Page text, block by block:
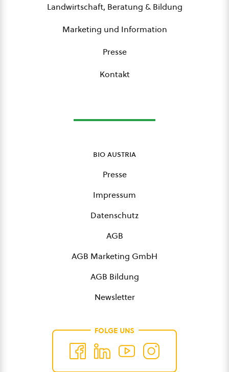
Landwirtschaft, Beratung & Bildung
Marketing und Information
Presse
Kontakt
bio austria
Presse
Impressum
Datenschutz
AGB
AGB Marketing GmbH
AGB Bildung
Newsletter
FOLGE UNS